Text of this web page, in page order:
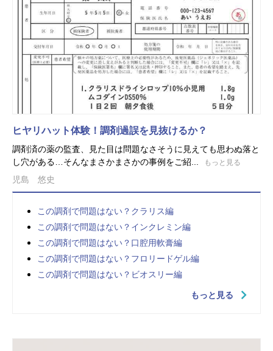
ヒヤリハット体験！調剤過誤を見抜けるか？
調剤済の薬の監査、見た目は問題なさそうに見えても思わぬ落と
し穴がある…そんなまさかまさかの事例をご紹...
もっと見る
児島 悠史
この調剤で問題はない？クラリス編
この調剤で問題はない？インクレミン編
この調剤で問題はない？口腔用軟膏編
この調剤で問題はない？フロリードゲル編
この調剤で問題はない？ビオスリー編
もっと見る